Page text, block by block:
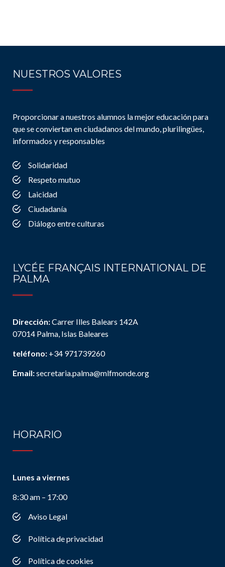
NUESTROS VALORES
Proporcionar a nuestros alumnos la mejor educación para
que se conviertan en ciudadanos del mundo, plurilingües,
informados y responsables
Solidaridad
Respeto mutuo
Laicidad
Ciudadanía
Diálogo entre culturas
LYCÉE FRANÇAIS INTERNATIONAL DE
PALMA
Dirección:Carrer Illes Balears 142A
07014 Palma, Islas Baleares
teléfono: +34 971739260
Email:secretaria.palma@mlfmonde.org
HORARIO
Lunes a viernes
8:30 am – 17:00
Aviso Legal
Política de privacidad
Política de cookies